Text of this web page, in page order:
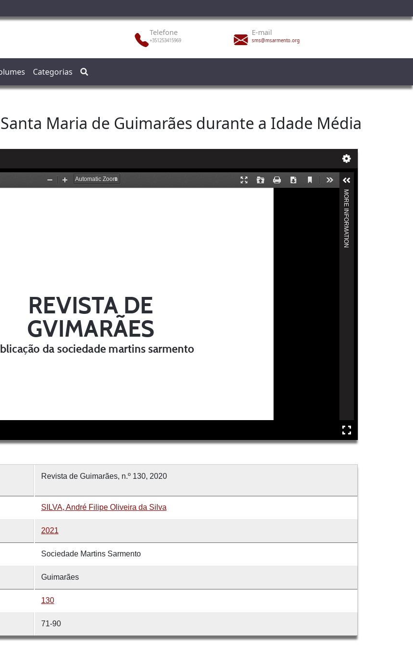
Telefone
+351253415969
E-mail
sms@msarmento.org
Categorias
Maria de Guimarães durante a Idade Média
Revista de Guimarães, n.º 130, 2020
SILVA, André Filipe Oliveira da Silva
2021
Sociedade Martins Sarmento
Guimarães
130
71-90